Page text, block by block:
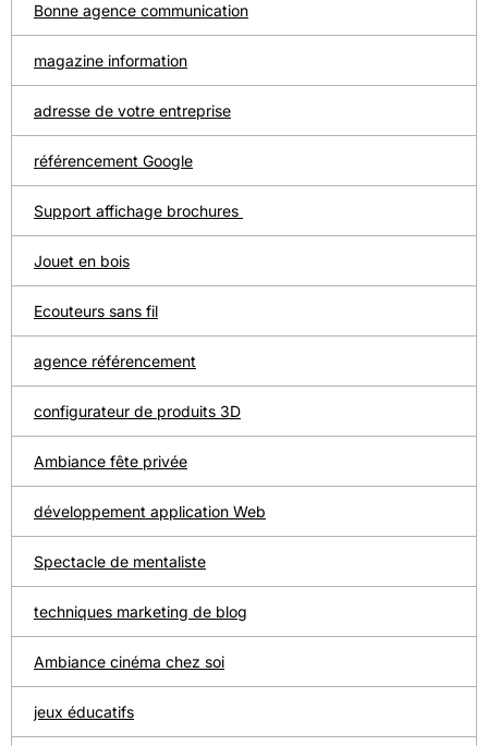
Bonne agence communication
magazine information
adresse de votre entreprise
référencement Google
Support affichage brochures
Jouet en bois
Ecouteurs sans fil
agence référencement
configurateur de produits 3D
Ambiance fête privée
développement application Web
Spectacle de mentaliste
techniques marketing de blog
Ambiance cinéma chez soi
jeux éducatifs